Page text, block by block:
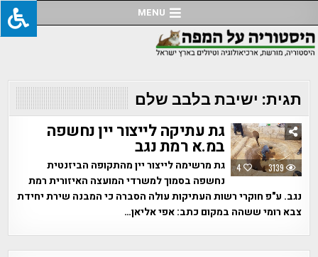
to
content
MENU
תגית: ישיבת בלבב שלם
4 3139
גת עתיקה לייצור יין נחשפה
במ.א רמת נגב
גת מרשימה לייצור יין מהתקופה הביזנטית
נחשפה בסמוך למשרדי המועצה האיזורית רמת
נגב. ע"פ חוקרי רשות העתיקות עולה הסברה כי המבנה שירת יחידת
צבא רומי ששהה במקום כתב: אפי אליאן…